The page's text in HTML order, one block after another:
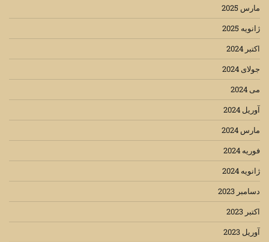
مارس 2025
ژانویه 2025
اکتبر 2024
جولای 2024
می 2024
آوریل 2024
مارس 2024
فوریه 2024
ژانویه 2024
دسامبر 2023
اکتبر 2023
آوریل 2023